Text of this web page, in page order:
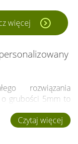
więcej
rozwiązania
o grubości 5mm to
zdjęcia, możesz
przestrzenie,
Czytaj więcej